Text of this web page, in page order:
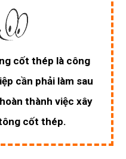
cốt thép là công
cần phải làm sau
thành việc xây
cốt thép.